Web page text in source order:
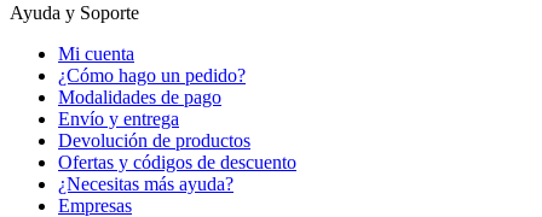
Ayuda y Soporte
Mi cuenta
¿Cómo hago un pedido?
Modalidades de pago
Envío y entrega
Devolución de productos
Ofertas y códigos de descuento
¿Necesitas más ayuda?
Empresas